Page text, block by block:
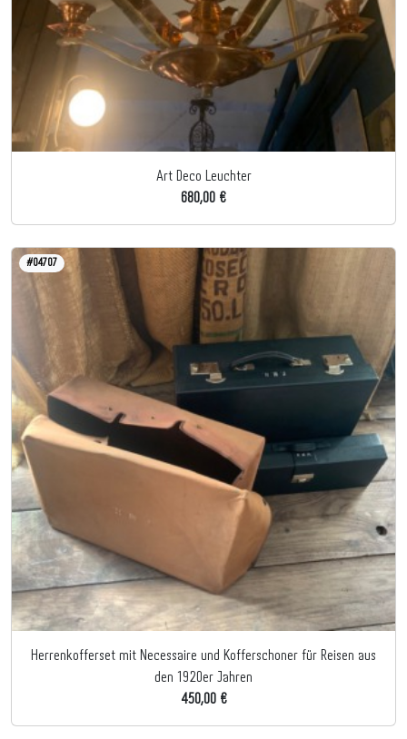
Art Deco Leuchter
680,00 €
#04707
Herrenkofferset mit Necessaire und Kofferschoner für Reisen aus
den 1920er Jahren
450,00 €